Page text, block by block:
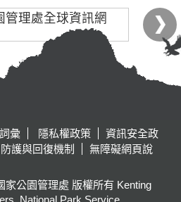
彙 隱私權政策
資訊安全政
防護與回復機制
無障礙網頁說
家公園管理處 版權所有 Kenting
National Park Service,